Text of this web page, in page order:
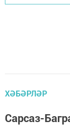
ХӘБӘРЛӘР
Сарсаз-